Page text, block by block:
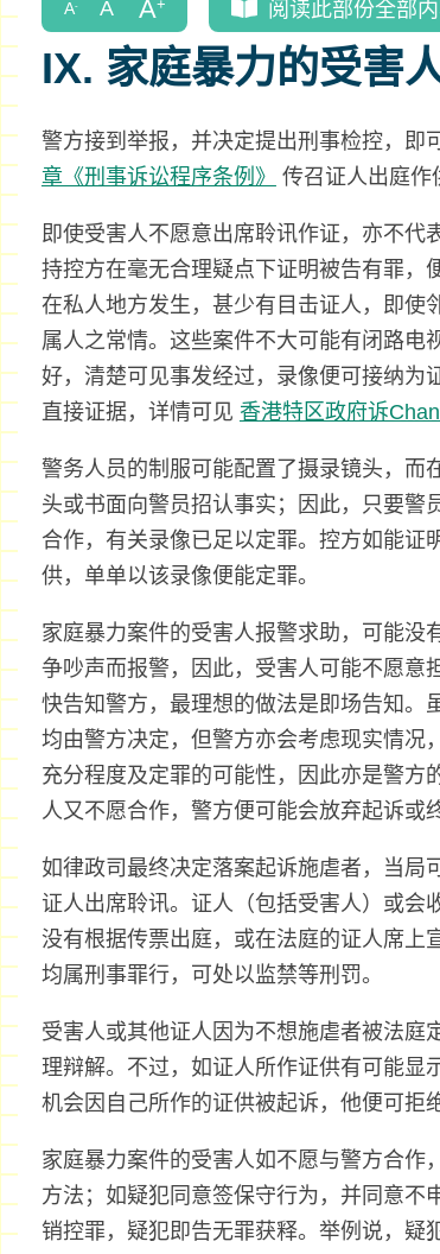
阅读此部份全部
IX. 家庭暴力的受害
警方接到举报，并决定提出刑事检控，即
章《刑事诉讼程序条例》
传召证人出庭作
即使受害人不愿意出席聆讯作证，亦不代
持控方在毫无合理疑点下证明被告有罪，
在私人地方发生，甚少有目击证人，即使
属人之常情。这些案件不大可能有闭路电
好，清楚可见事发经过，录像便可接纳为
直接证据，详情可见 香港特区政府诉
警务人员的制服可能配置了摄录镜头，而
头或书面向警员招认事实；因此，只要警
合作，有关录像已足以定罪。控方如能证
供，单单以该录像便能定罪。
家庭暴力案件的受害人报警求助，可能没
争吵声而报警，因此，受害人可能不愿意
快告知警方，最理想的做法是即场告知。
均由警方决定，但警方亦会考虑现实情况
充分程度及定罪的可能性，因此亦是警方
人又不愿合作，警方便可能会放弃起诉或
如律政司最终决定落案起诉施虐者，当局
证人出席聆讯。证人（包括受害人）或会
没有根据传票出庭，或在法庭的证人席上
均属刑事罪行，可处以监禁等刑罚。
受害人或其他证人因为不想施虐者被法庭
理辩解。不过，如证人所作证供有可能显
机会因自己所作的证供被起诉，他便可拒
家庭暴力案件的受害人如不愿与警方合作
方法；如疑犯同意签保守行为，并同意不
销控罪，疑犯即告无罪获释。举例说，疑